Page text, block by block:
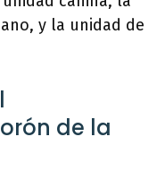
y la unidad de
de la